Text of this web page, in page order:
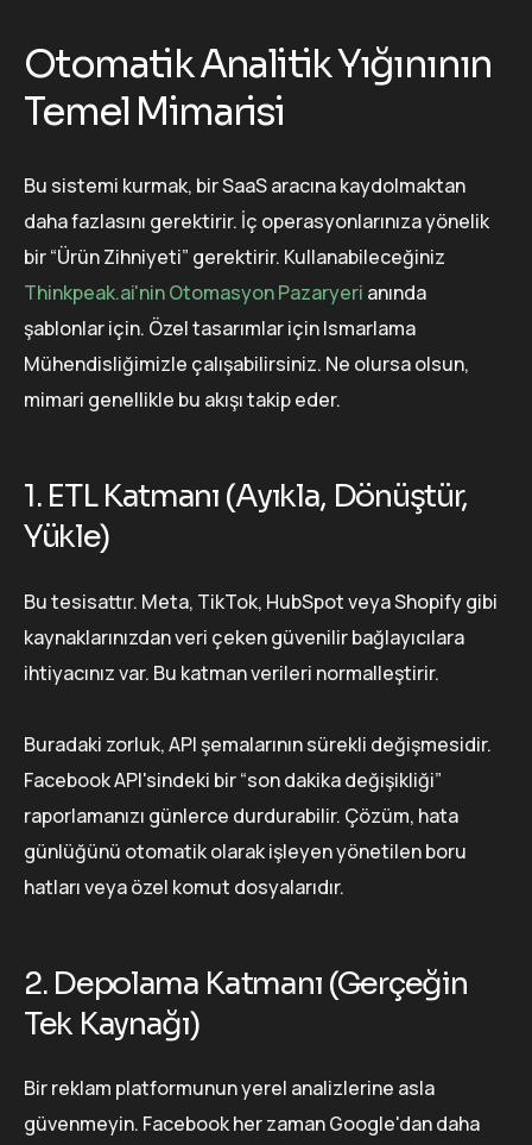
Otomatik Analitik Yığınının
Temel Mimarisi
Bu sistemi kurmak, bir SaaS aracına kaydolmaktan
daha fazlasını gerektirir. İç operasyonlarınıza yönelik
bir “Ürün Zihniyeti” gerektirir. Kullanabileceğiniz
Thinkpeak.ai'nin Otomasyon Pazaryeri anında
şablonlar için. Özel tasarımlar için Ismarlama
Mühendisliğimizle çalışabilirsiniz. Ne olursa olsun,
mimari genellikle bu akışı takip eder.
1. ETL Katmanı (Ayıkla, Dönüştür,
Yükle)
Bu tesisattır. Meta, TikTok, HubSpot veya Shopify gibi
kaynaklarınızdan veri çeken güvenilir bağlayıcılara
ihtiyacınız var. Bu katman verileri normalleştirir.
Buradaki zorluk, API şemalarının sürekli değişmesidir.
Facebook API'sindeki bir “son dakika değişikliği”
raporlamanızı günlerce durdurabilir. Çözüm, hata
günlüğünü otomatik olarak işleyen yönetilen boru
hatları veya özel komut dosyalarıdır.
2. Depolama Katmanı (Gerçeğin
Tek Kaynağı)
Bir reklam platformunun yerel analizlerine asla
güvenmeyin. Facebook her zaman Google'dan daha